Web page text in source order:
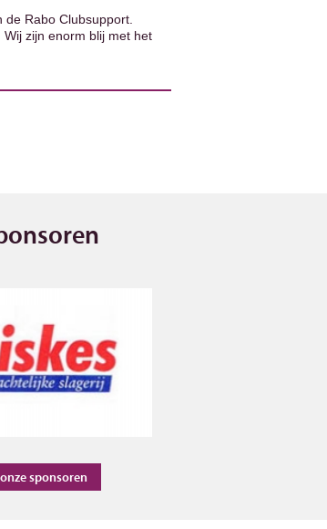
Rabo Clubsupport.
zijn enorm blij met het
sponsoren